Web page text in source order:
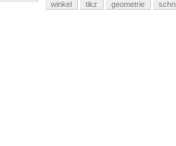
winkel tikz geometrie